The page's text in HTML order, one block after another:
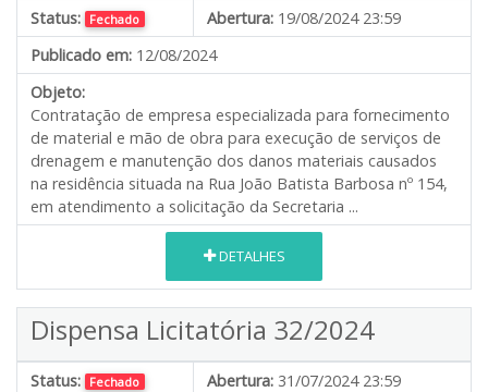
Status: Fechado Abertura: 19/08/2024 23:59
Publicado em: 12/08/2024
Objeto:
Contratação de empresa especializada para fornecimento
de material e mão de obra para execução de serviços de
drenagem e manutenção dos danos materiais causados
na residência situada na Rua João Batista Barbosa nº 154,
em atendimento a solicitação da Secretaria ...
DETALHES
Dispensa Licitatória 32/2024
Status: Fechado Abertura: 31/07/2024 23:59